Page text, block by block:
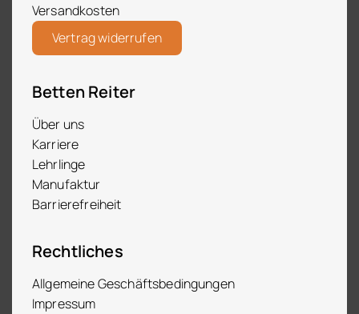
Versandkosten
Vertrag widerrufen
Betten Reiter
Über uns
Karriere
Lehrlinge
Manufaktur
Barrierefreiheit
Rechtliches
Allgemeine Geschäftsbedingungen
Impressum